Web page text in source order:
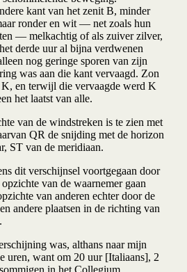
kant van het zenit B, minder
ronder en wit — net zoals hun
— melkachtig of als zuiver zilver,
derde uur al bijna verdwenen
nog geringe sporen van zijn
was aan die kant vervaagd. Zon
en terwijl die vervaagde werd K
het laatst van alle.
van de windstreken is te zien met
QR de snijding met de horizon
ST van de meridiaan.
dit verschijnsel voortgegaan door
van de waarnemer gaan
van anderen echter door de
andere plaatsen in de richting van
was, althans naar mijn
uren, want om 20 uur [Italiaans], 2
in het Collegium